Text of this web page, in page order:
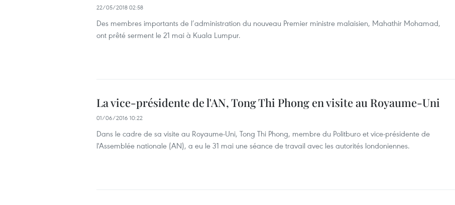
22/05/2018 02:58
Des membres importants de l’administration du nouveau Premier ministre malaisien, Mahathir Mohamad,
ont prêté serment le 21 mai à Kuala Lumpur.
La vice-présidente de l'AN, Tong Thi Phong en visite au Royaume-Uni
01/06/2016 10:22
Dans le cadre de sa visite au Royaume-Uni, Tong Thi Phong, membre du Politburo et vice-présidente de
l'Assemblée nationale (AN), a eu le 31 mai une séance de travail avec les autorités londoniennes.